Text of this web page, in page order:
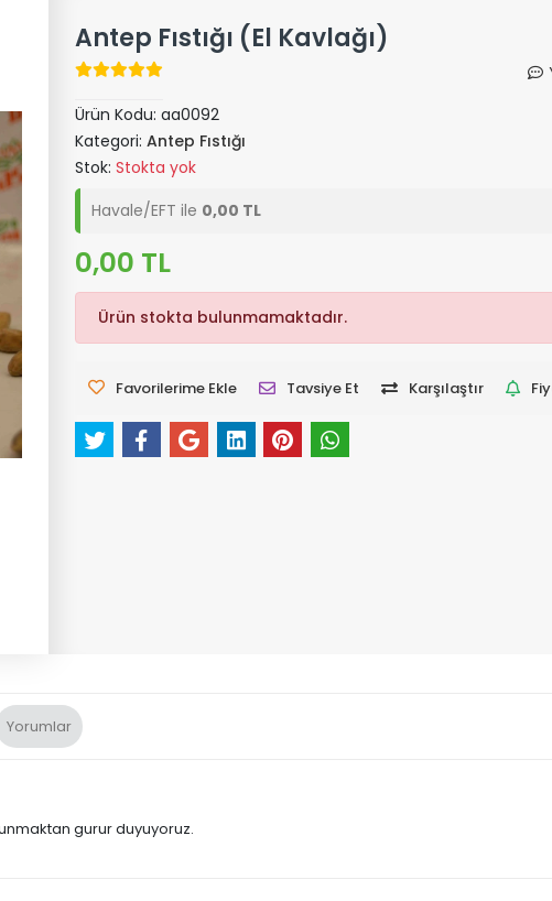
Antep Fıstığı (El Kavlağı)
Ürün Kodu: aa0092
Kategori: Antep Fıstığı
Stok: Stokta yok
Havale/EFT ile 0,00 TL
0,00 TL
Ürün stokta bulunmamaktadır.
Favorilerime Ekle Tavsiye Et Karşılaştır
Yorumlar
gurur duyuyoruz.